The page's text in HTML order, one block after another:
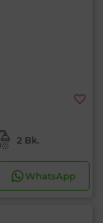
2 Bk.
WhatsApp